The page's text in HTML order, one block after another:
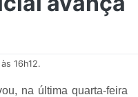
16h12.
na última quarta-feira